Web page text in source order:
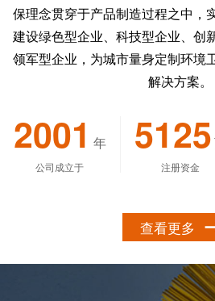
保理念贯穿于产品制造过程之中，
建设绿色型企业、科技型企业、创
领军型企业，为城市量身定制环境
解决方案。
2001 年
公司成立于
5125
注册资金
查看更多